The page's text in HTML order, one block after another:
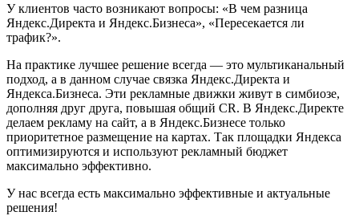
У клиентов часто возникают вопросы: «В чем разница
Яндекс.Директа и Яндекс.Бизнеса», «Пересекается ли
трафик?».
На практике лучшее решение всегда — это мультиканальный
подход, а в данном случае связка Яндекс.Директа и
Яндекса.Бизнеса. Эти рекламные движки живут в симбиозе,
дополняя друг друга, повышая общий CR. В Яндекс.Директе
делаем рекламу на сайт, а в Яндекс.Бизнесе только
приоритетное размещение на картах. Так площадки Яндекса
оптимизируются и используют рекламный бюджет
максимально эффективно.
У нас всегда есть максимально эффективные и актуальные
решения!